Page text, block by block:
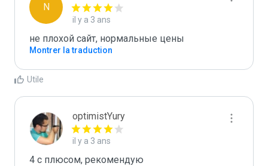
N
il y a 3 ans
не плохой сайт, нормальные цены
Montrer la traduction
Utile
optimistYury
il y a 3 ans
4 с плюсом, рекомендую